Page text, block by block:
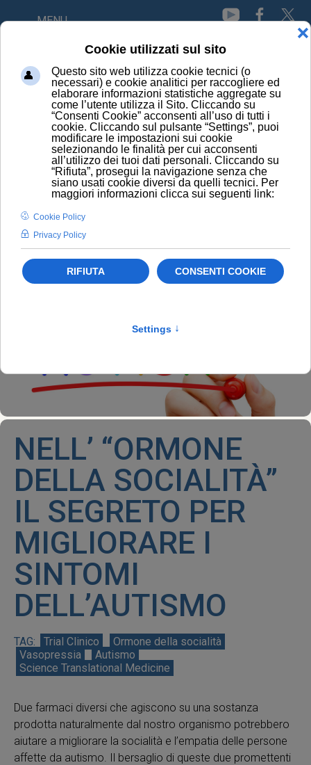
MENU
NELL’ “ORMONE DELLA SOCIALITÀ” IL SEGRETO PER
MIGLIORARE I SINTOMI DELL’AUTISMO
NELL’ “ORMONE
DELLA SOCIALITÀ”
IL SEGRETO PER
MIGLIORARE I
SINTOMI
DELL’AUTISMO
Trial Clinico
Ormone della socialità
Vasopressia
Autismo
Science Translational Medicine
Due farmaci diversi che agiscono su una sostanza
prodotta naturalmente dal nostro organismo potrebbero
aiutare a migliorare la socialità e l’empatia delle persone
affette da autismo. Il bersaglio di queste due promettenti